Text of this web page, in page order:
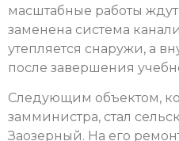
масштабные работы
заменена система
утепляется снаружи, а
после завершения
Следующим объектом,
замминистра, стал
Заозерный. На его